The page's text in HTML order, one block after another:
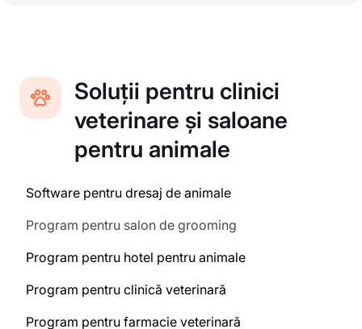
Soluții pentru clinici
veterinare și saloane
pentru animale
Software pentru dresaj de animale
Program pentru salon de grooming
Program pentru hotel pentru animale
Program pentru clinică veterinară
Program pentru farmacie veterinară